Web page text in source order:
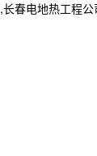
,长春电地热工程